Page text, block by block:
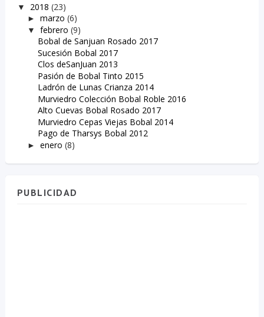
▼ 2018 (23)
► marzo (6)
▼ febrero (9)
Bobal de Sanjuan Rosado 2017
Sucesión Bobal 2017
Clos deSanJuan 2013
Pasión de Bobal Tinto 2015
Ladrón de Lunas Crianza 2014
Murviedro Colección Bobal Roble 2016
Alto Cuevas Bobal Rosado 2017
Murviedro Cepas Viejas Bobal 2014
Pago de Tharsys Bobal 2012
► enero (8)
PUBLICIDAD